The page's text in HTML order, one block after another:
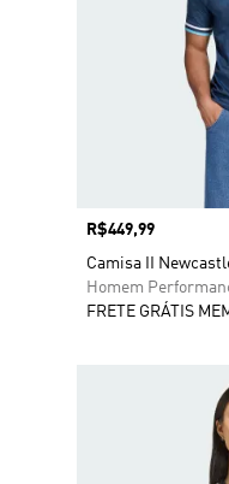
Preço
R$449,99
Camisa II
Homem
FRETE GRÁTIS